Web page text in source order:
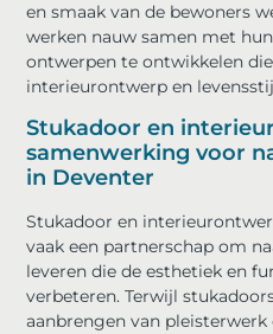
en smaak van de bewoners
werken nauw samen met
ontwerpen te ontwikkelen
interieurontwerp en
Stukadoor en
samenwerking voor
in Deventer
Stukadoor en
vaak een partnerschap om
leveren die de esthetiek en
verbeteren. Terwijl
aanbrengen van